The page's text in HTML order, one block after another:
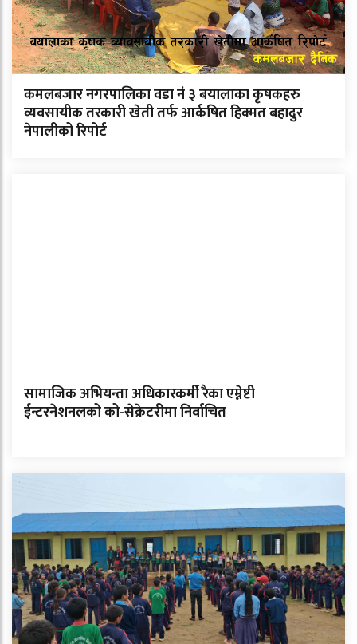
कमलबजार नगरपालिका वडा नं ३ बयालाका कृषकहरु
व्यवसायीक तरकारी खेती तर्फ आर्कषित हिक्मत बहादुर
नेपालीको रिपोर्ट
सामाजिक अभियन्ता अधिकारकर्मी रैका एम्नेष्टी
ईन्टरनेशनलको को-सेक्रेटरीमा निर्वाचित